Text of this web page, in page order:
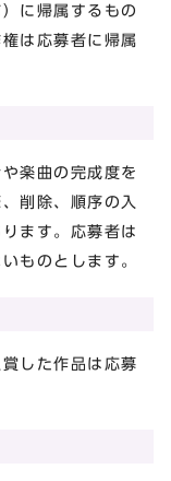
に帰属するもの
は応募者に帰属
楽曲の完成度を
削除、順序の入
ます。応募者は
ものとします。
した作品は応募